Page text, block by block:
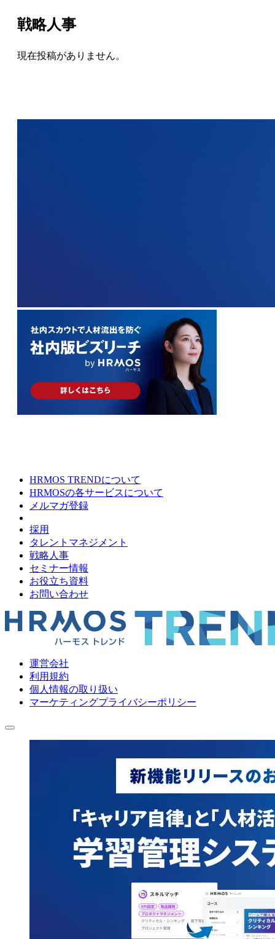
戦略人事
現在投稿がありません。
HRMOS TRENDについて
HRMOSの各サービスについて
メルマガ登録
採用
タレントマネジメント
戦略人事
セミナー情報
お役立ち資料
お問い合わせ
運営会社
利用規約
個人情報の取り扱い
マーケティングプライバシーポリシー